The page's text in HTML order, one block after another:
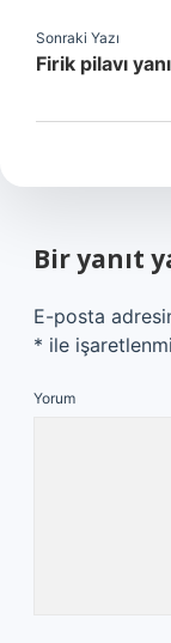
Sonraki Yazı
Firik pilavı
Bir yanıt
E-posta
* ile
Yorum